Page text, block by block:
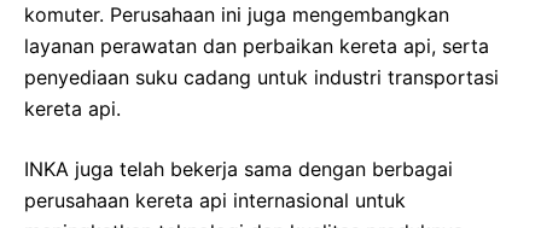
komuter. Perusahaan ini juga mengembangkan
layanan perawatan dan perbaikan kereta api, serta
penyediaan suku cadang untuk industri transportasi
kereta api.
INKA juga telah bekerja sama dengan berbagai
perusahaan kereta api internasional untuk